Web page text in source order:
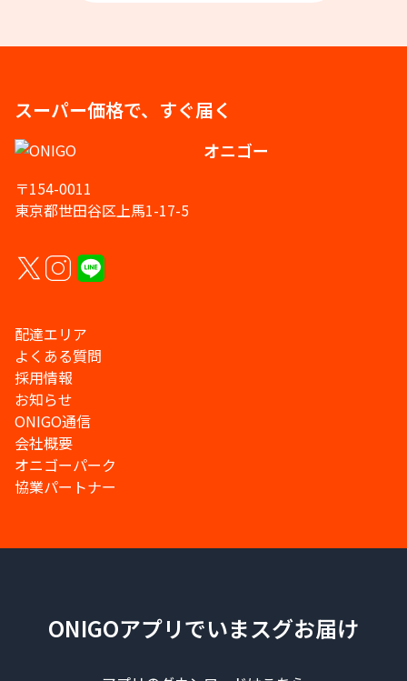
スーパー価格で、すぐ届く
オニゴー
〒154-0011
東京都世田谷区上馬1-17-5
配達エリア
よくある質問
採用情報
お知らせ
ONIGO通信
会社概要
オニゴーパーク
協業パートナー
ONIGOアプリでいまスグお届け